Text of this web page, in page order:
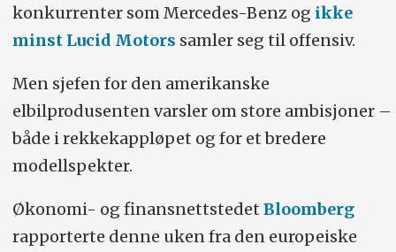
konkurrenter som Mercedes-Benz og ikke
minst Lucid Motors samler seg til offensiv.
Men sjefen for den amerikanske
elbilprodusenten varsler om store ambisjoner –
både i rekkekappløpet og for et bredere
modellspekter.
Økonomi- og finansnettstedet Bloomberg
rapporterte denne uken fra den europeiske